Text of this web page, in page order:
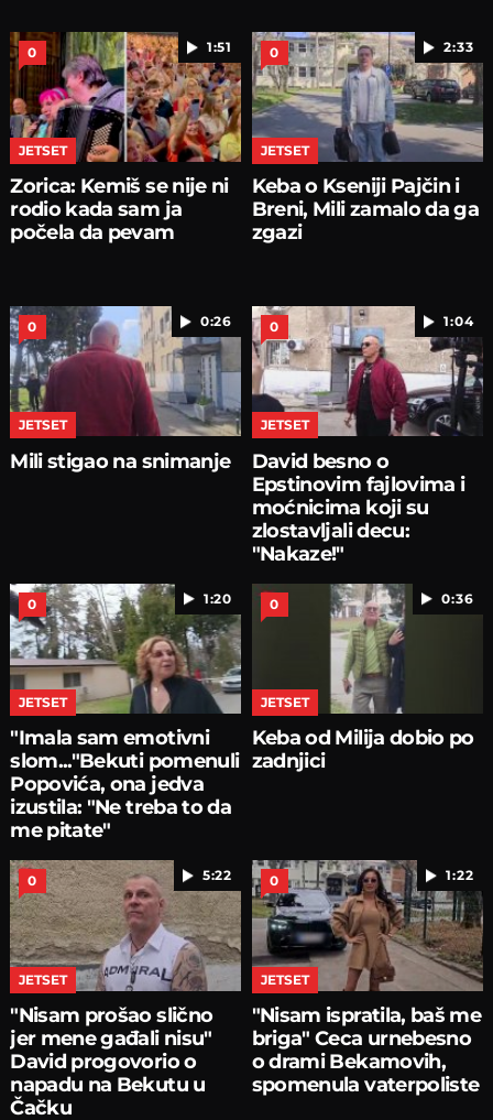
1:51
0
JETSET
Zorica: Kemiš se nije ni
rodio kada sam ja
počela da pevam
2:33
0
JETSET
Keba o Kseniji Pajčin i
Breni, Mili zamalo da ga
zgazi
0:26
0
JETSET
Mili stigao na snimanje
1:04
0
JETSET
David besno o
Epstinovim fajlovima i
moćnicima koji su
zlostavljali decu:
"Nakaze!"
1:20
0
JETSET
"Imala sam emotivni
slom..."Bekuti pomenuli
Popovića, ona jedva
izustila: "Ne treba to da
me pitate"
0:36
0
JETSET
Keba od Milija dobio po
zadnjici
5:22
0
JETSET
"Nisam prošao slično
jer mene gađali nisu"
David progovorio o
napadu na Bekutu u
Čačku
1:22
0
JETSET
"Nisam ispratila, baš me
briga" Ceca urnebesno
o drami Bekamovih,
spomenula vaterpoliste